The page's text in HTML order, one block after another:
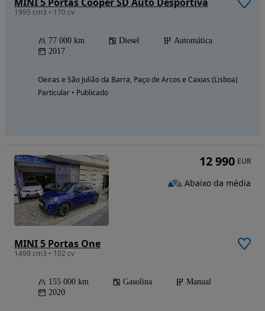
MINI 5 Portas Cooper SD Auto Desportiva
1995 cm3 • 170 cv
77 000 km Diesel
Automática
2017
Oeiras e São Julião da Barra, Paço de Arcos e Caxias (Lisboa)
Particular • Publicado
MINI 5 Portas One
1499 cm3 • 102 cv
155 000 km Gasolina
Manual
2020
12 990 EUR
Abaixo da média